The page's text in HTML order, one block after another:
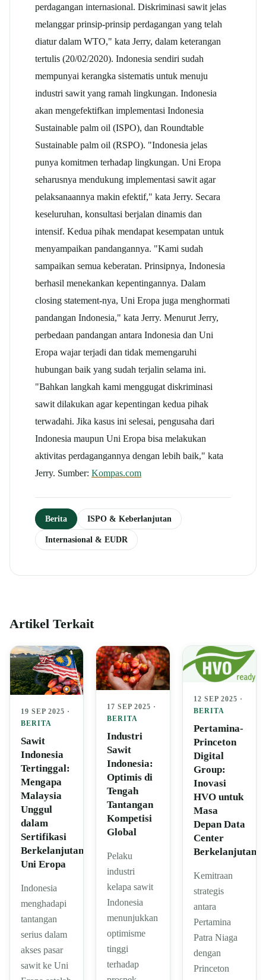
perdagangan internasional. Diskriminasi sawit jelas
melanggar prinsip-prinsip perdagangan yang telah
diatur dalam WTO," kata Jerry, dalam keterangan
tertulis (20/02/2020). Indonesia sendiri sudah
mempunyai kerangka sistematis untuk menuju
industri sawit yang ramah lingkungan. Indonesia
akan mengefektifkan implementasi Indonesia
Sustainable palm oil (ISPO), dan Roundtable
Sustainable palm oil (RSPO). "Indonesia jelas
punya komitmen terhadap lingkungan. Uni Eropa
seharusnya mendukung implementasi sawit agar
pelaksanaannya makin efektif," kata Jerry. Secara
keseluruhan, konsultasi berjalan dinamis dan
intensif. Kedua pihak mendapat kesempatan untuk
menyampaikan pandangannya. "Kami sudah
sampaikan semua keberatan. Prinsipnya, Indonesia
berhasil menekankan kepentingannya. Dalam
closing statement-nya, Uni Eropa juga menghormati
pandangan Indonesia," kata Jerry. Menurut Jerry,
perbedaan pandangan antara Indonesia dan Uni
Eropa wajar terjadi dan tidak memengaruhi
hubungan baik yang sudah terjalin selama ini.
"Bahkan langkah kami menggugat diskriminasi
sawit dilakukan agar kepentingan kedua pihak
terwadahi. Jika kasus ini selesai, pengusaha dari
Indonesia maupun Uni Eropa bisa melakukan
aktivitas perdagangannya dengan lebih baik," kata
Jerry. Sumber: Kompas.com
Berita ISPO & Keberlanjutan
Internasional & EUDR
Artikel Terkait
19 SEP 2025 ·
BERITA
Sawit
Indonesia
Tertinggal:
Mengapa
Malaysia
Unggul
dalam
Sertifikasi
Berkelanjutan
Uni Eropa
Indonesia
menghadapi
tantangan
serius dalam
akses pasar
sawit ke Uni
17 SEP 2025 ·
BERITA
Industri
Sawit
Indonesia:
Optimis di
Tengah
Tantangan
Kompetisi
Global
Pelaku
industri
kelapa sawit
Indonesia
menunjukkan
optimisme
tinggi
terhadap
12 SEP 2025 ·
BERITA
Pertamina-
Princeton
Digital
Group:
Inovasi
HVO untuk
Masa
Depan Data
Center
Berkelanjutan
Kemitraan
strategis
antara
Pertamina
Patra Niaga
dengan
Princeton